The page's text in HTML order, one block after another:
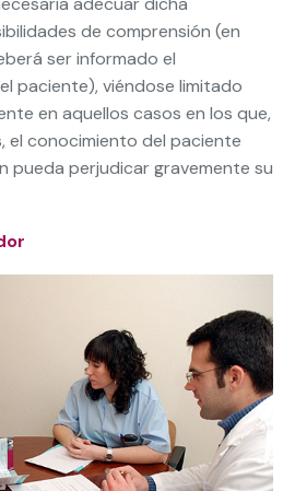
de comprensión (en
ser informado el
paciente), viéndose limitado
en aquellos casos en los que,
el conocimiento del paciente
pueda perjudicar gravemente su